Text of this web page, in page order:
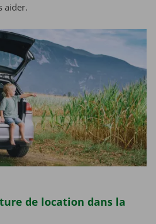
aider.
de location dans la